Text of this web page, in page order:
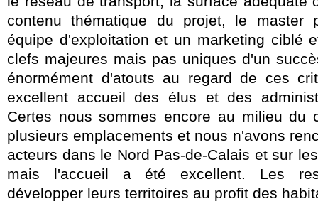
contenu thématique du projet, le master
équipe d'exploitation et un marketing ciblé
clefs majeures mais pas uniques d'un
énormément d'atouts au regard de ces
excellent accueil des élus et des
Certes nous sommes encore au milieu du
plusieurs emplacements et nous n'avons
acteurs dans le Nord Pas-de-Calais et sur
mais l'accueil a été excellent. Les
développer leurs territoires au profit des